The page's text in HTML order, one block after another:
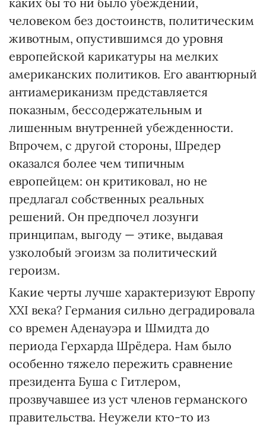
человеком без достоинств, политическим
животным, опустившимся до уровня
европейской карикатуры на мелких
американских политиков. Его авантюрный
антиамериканизм представляется
показным, бессодержательным и
лишенным внутренней убежденности.
Впрочем, с другой стороны, Шредер
оказался более чем типичным
европейцем: он критиковал, но не
предлагал собственных реальных
решений. Он предпочел лозунги
принципам, выгоду — этике, выдавая
узколобый эгоизм за политический
героизм.
Какие черты лучше характеризуют Европу
ХХІ века? Германия сильно деградировала
со времен Аденауэра и Шмидта до
периода Герхарда Шрёдера. Нам было
особенно тяжело пережить сравнение
президента Буша с Гитлером,
прозвучавшее из уст членов германского
правительства. Неужели кто-то из